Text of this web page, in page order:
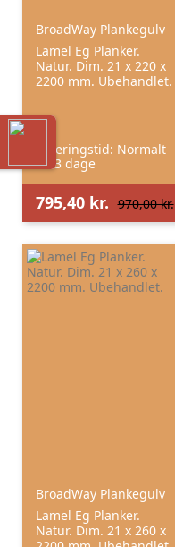
BroadWay Plankegulv
Lamel Eg Planker.
Natur. Dim. 21 x 220 x
2200 mm. Ubehandlet.
Leveringstid: Normalt
2 - 3 dage
795,40 kr. 970,00 kr.
BroadWay Plankegulv
Lamel Eg Planker.
Natur. Dim. 21 x 260 x